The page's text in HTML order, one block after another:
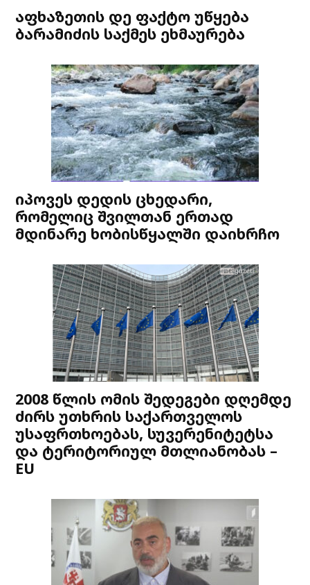
აფხაზეთის დე ფაქტო უწყება
ბარამიძის საქმეს ეხმაურება
იპოვეს დედის ცხედარი,
რომელიც შვილთან ერთად
მდინარე ხობისწყალში დაიხრჩო
2008 წლის ომის შედეგები დღემდე
ძირს უთხრის საქართველოს
უსაფრთხოებას, სუვერენიტეტსა
და ტერიტორიულ მთლიანობას –
EU